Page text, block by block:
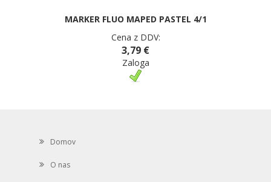
MARKER FLUO MAPED PASTEL 4/1
Cena z DDV:
3,79 €
Zaloga
Domov
O nas